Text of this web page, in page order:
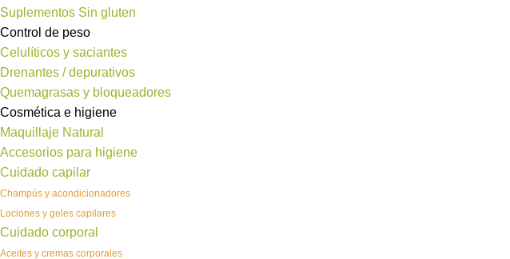
Suplementos Sin gluten
Control de peso
Celulíticos y saciantes
Drenantes / depurativos
Quemagrasas y bloqueadores
Cosmética e higiene
Maquillaje Natural
Accesorios para higiene
Cuidado capilar
Champús y acondicionadores
Lociones y geles capilares
Cuidado corporal
Aceites y cremas corporales